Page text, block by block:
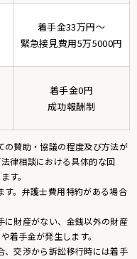
着手金33万円〜
緊急接見費用5万5000円
着手金0円
成功報酬制
賛助・協議の程度及び方法が
律相談における具体的な回
す。
。弁護士費用特約がある場合
財産がない、金銭以外の財産
着手金が発生します。
交渉から訴訟移行時には着手